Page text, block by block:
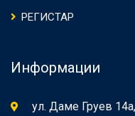
РЕГИСТАР
Информации
ул. Даме Груев